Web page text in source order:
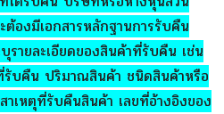
องมีเอกสารหลักฐานการรับคืน
รายละเอียดของสินค้าที่รับคืน เช่น
รับคืน ปริมาณสินค้า ชนิดสินค้าหรือ
าเหตุที่รับคืนสินค้า เลขที่อ้างอิงของ